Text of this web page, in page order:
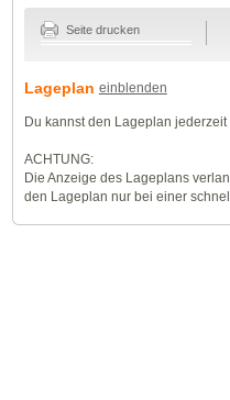
Seite drucken
Lageplan einblenden
Du kannst den Lageplan
ACHTUNG:
Die Anzeige des Lageplans
den Lageplan nur bei einer